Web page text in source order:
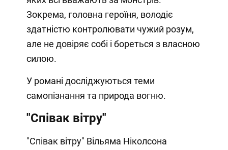
Зокрема, головна героїня, володіє
здатністю контролювати чужий розум,
але не довіряє собі і бореться з власною
силою.
У романі досліджуються теми
самопізнання та природа вогню.
"Співак вітру"
"Співак вітру" Вільяма Ніколсона